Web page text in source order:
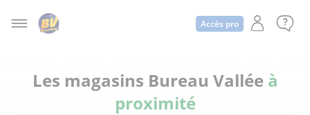
Accès pro
Les magasins Bureau Vallée à
proximité